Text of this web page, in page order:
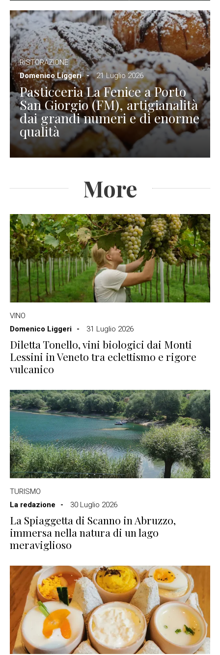
RISTORAZIONE
Domenico Liggeri
21 Luglio 2026
Pasticceria La Fenice a Porto
San Giorgio (FM), artigianalità
dai grandi numeri e di enorme
qualità
More
VINO
Domenico Liggeri
31 Luglio 2026
Diletta Tonello, vini biologici dai Monti
Lessini in Veneto tra eclettismo e rigore
vulcanico
TURISMO
La redazione
30 Luglio 2026
La Spiaggetta di Scanno in Abruzzo,
immersa nella natura di un lago
meraviglioso